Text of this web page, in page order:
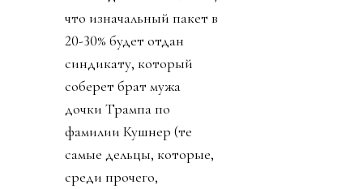
что изначальный пакет в
20-30% будет отдан
синдикату, который
соберет брат мужа
дочки Трампа по
фамилии Кушнер (те
самые дельцы, которые,
среди прочего,